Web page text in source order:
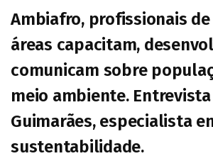
Ambiafro, profissionais
áreas capacitam,
comunicam sobre
meio ambiente.
Guimarães, especialista
sustentabilidade.